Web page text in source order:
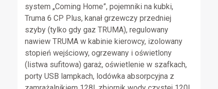
system „Coming Home”, pojemniki na kubki,
Truma 6 CP Plus, kanał grzewczy przedniej
szyby (tylko gdy gaz TRUMA), regulowany
nawiew TRUMA w kabinie kierowcy, izolowany
stopień wejściowy, ogrzewany i oświetlony
(listwa sufitowa) garaż, oświetlenie w szafkach,
porty USB lampkach, lodówka absorpcyjna z